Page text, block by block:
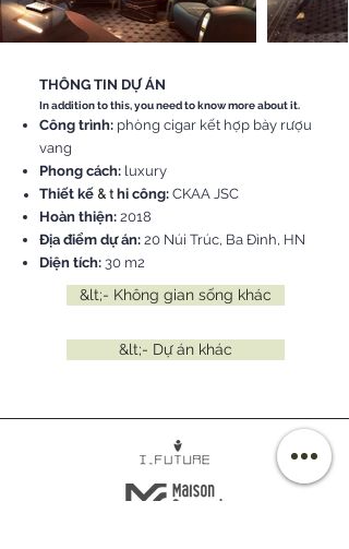
THÔNG TIN DỰ ÁN
In addition to this, you need to know more about it.
Công trình: phòng cigar kết hợp bày rượu
vang
Phong cách: luxury
Thiết kế & t hi công: CKAA JSC
Hoàn thiện: 2018
Địa điểm dự án: 20 Núi Trúc, Ba Đình, HN
Diện tích: 30 m2
&lt;- Không gian sống khác
&lt;- Dự án khác